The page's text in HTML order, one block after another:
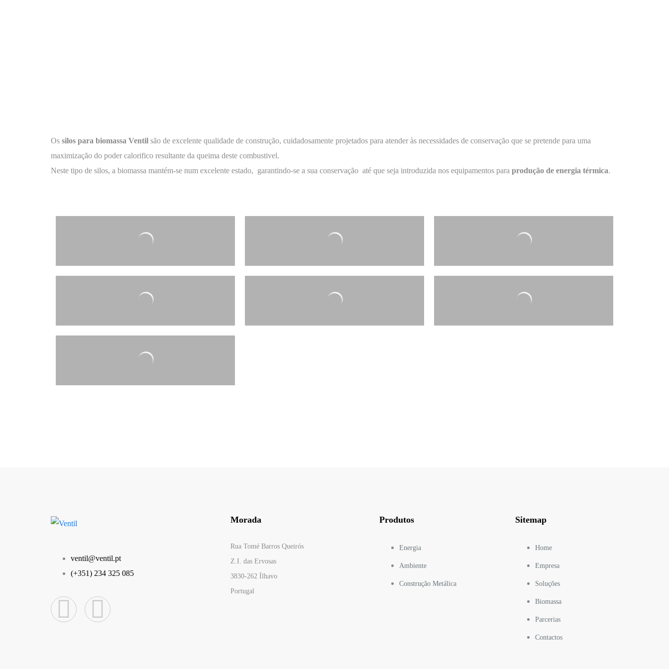
Os silos para biomassa Ventil são de excelente qualidade de construção, cuidadosamente projetados para atender às necessidades de conservação que se pretende para uma
maximização do poder calorifico resultante da queima deste combustivel.
Neste tipo de silos, a biomassa mantém-se num excelente estado, garantindo-se a sua conservação até que seja introduzida nos equipamentos para produção de energia térmica.
ventil@ventil.pt
(+351) 234 325 085
Morada
Rua Tomé Barros Queirós
Z.I. das Ervosas
3830-262 Ílhavo
Portugal
Produtos
Energia
Ambiente
Construção Metálica
Sitemap
Home
Empresa
Soluções
Biomassa
Parcerias
Contactos